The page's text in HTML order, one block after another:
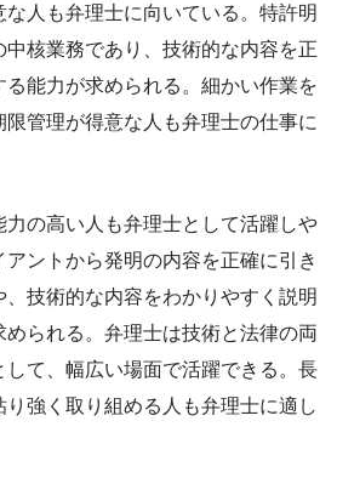
人も弁理士に向いている。特許明
核業務であり、技術的な内容を正
能力が求められる。細かい作業を
管理が得意な人も弁理士の仕事に
力の高い人も弁理士として活躍しや
ントから発明の内容を正確に引き
技術的な内容をわかりやすく説明
られる。弁理士は技術と法律の両
て、幅広い場面で活躍できる。長
強く取り組める人も弁理士に適し